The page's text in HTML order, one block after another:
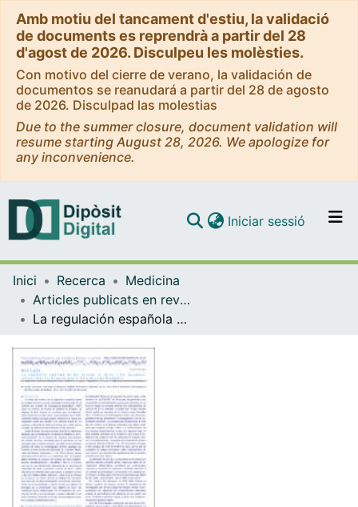
Amb motiu del tancament d'estiu, la validació
de documents es reprendrà a partir del 28
d'agost de 2026. Disculpeu les molèsties.
Con motivo del cierre de verano, la validación de
documentos se reanudará a partir del 28 de agosto
de 2026. Disculpad las molestias
Due to the summer closure, document validation will
resume starting August 28, 2026. We apologize for
any inconvenience.
Navega per tot el DD
Iniciar sessió (current)
Inici Recerca
Medicina
Articles publicats en revistes (Medicina)
La regulación española de los comités de ética y las novedades introducidas por la Ley de Investigación Biomédica